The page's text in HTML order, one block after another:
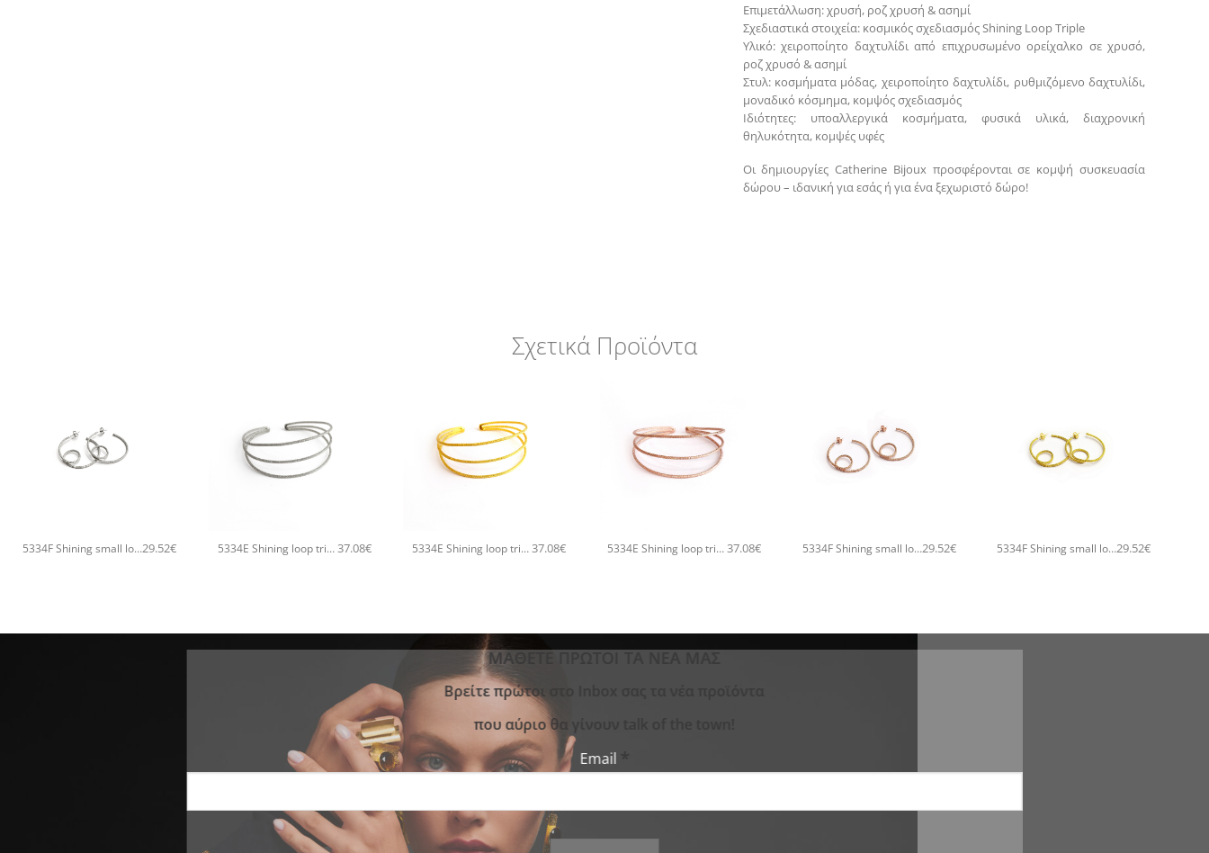
Επιμετάλλωση: χρυσή, ροζ χρυσή & ασημί
Σχεδιαστικά στοιχεία: κοσμικός σχεδιασμός Shining Loop Triple
Υλικό: χειροποίητο δαχτυλίδι από επιχρυσωμένο ορείχαλκο σε χρυσό,
ροζ χρυσό & ασημί
Στυλ: κοσμήματα μόδας, χειροποίητο δαχτυλίδι, ρυθμιζόμενο δαχτυλίδι,
μοναδικό κόσμημα, κομψός σχεδιασμός
Ιδιότητες: υποαλλεργικά κοσμήματα, φυσικά υλικά, διαχρονική
θηλυκότητα, κομψές υφές
Οι δημιουργίες Catherine Bijoux προσφέρονται σε κομψή συσκευασία
δώρου – ιδανική για εσάς ή για ένα ξεχωριστό δώρο!
Σχετικά Προϊόντα
5334F Shining small loop hoops χειροποίητα σκουλαρίκια Catherine bijoux Ασημί29.52€ 5334E Shining loop triple χειροποίητο βραχιόλι Catherine bijoux Ασημί37.08€ 5334E Shining loop triple χειροποίητο βραχιόλι Catherine bijoux Χρυσό37.08€ 5334E Shining loop triple χειροποίητο βραχιόλι Catherine bijoux Ροζ χρυσό37.08€ 5334F Shining small loop hoops χειροποίητα σκουλαρίκια Catherine bijoux Ροζ χρυσό29.52€ 5334F Shining small loop hoops χειροποίητα σκουλαρίκια Catherine bijoux Χρυσό29.52€
ΜΑΘΕΤΕ ΠΡΩΤΟΙ ΤΑ ΝΕΑ ΜΑΣ
Bρείτε πρώτοι στο Inbox σας τα νέα προϊόντα
που αύριο θα γίνουν talk of the town!
Email